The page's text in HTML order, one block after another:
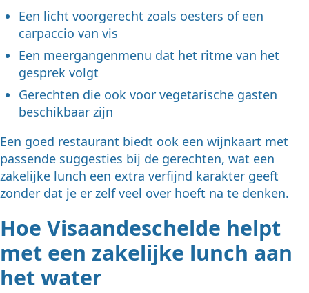
Een licht voorgerecht zoals oesters of een
carpaccio van vis
Een meergangenmenu dat het ritme van het
gesprek volgt
Gerechten die ook voor vegetarische gasten
beschikbaar zijn
Een goed restaurant biedt ook een wijnkaart met
passende suggesties bij de gerechten, wat een
zakelijke lunch een extra verfijnd karakter geeft
zonder dat je er zelf veel over hoeft na te denken.
Hoe Visaandeschelde helpt
met een zakelijke lunch aan
het water